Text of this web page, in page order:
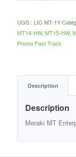
UGS : LIC-MT-1Y
MT14-HW, MT15-HW,
Promo Fast Track
Description
Description
Meraki MT